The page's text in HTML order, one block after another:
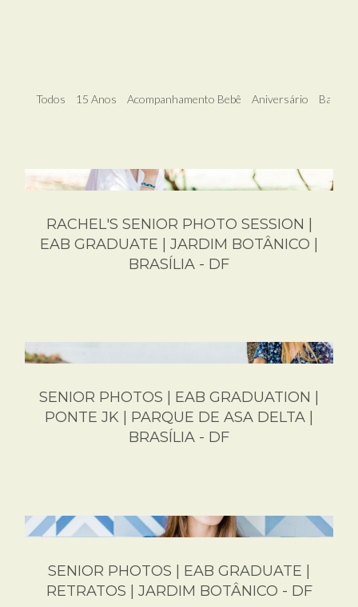
Todos 15 Anos Acompanhamento Bebê Aniversário Banho
RACHEL'S SENIOR PHOTO SESSION |
EAB GRADUATE | JARDIM BOTÂNICO |
BRASÍLIA - DF
SENIOR PHOTOS | EAB GRADUATION |
PONTE JK | PARQUE DE ASA DELTA |
BRASÍLIA - DF
SENIOR PHOTOS | EAB GRADUATE |
RETRATOS | JARDIM BOTÂNICO - DF